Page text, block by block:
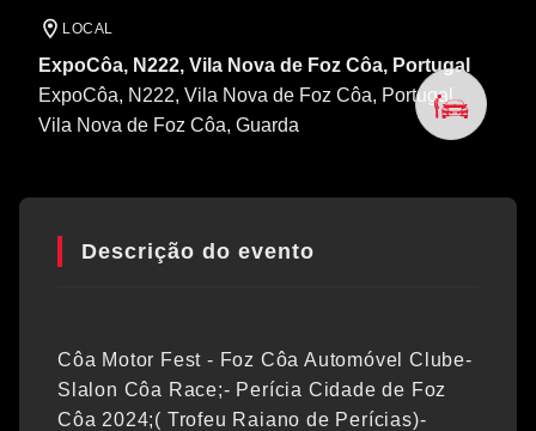
LOCAL
ExpoCôa, N222, Vila Nova de Foz Côa, Portugal
ExpoCôa, N222, Vila Nova de Foz Côa, Portugal
Vila Nova de Foz Côa, Guarda
Descrição do evento
Côa Motor Fest - Foz Côa Automóvel Clube-
Slalon Côa Race;- Perícia Cidade de Foz
Côa 2024;( Trofeu Raiano de Perícias)-